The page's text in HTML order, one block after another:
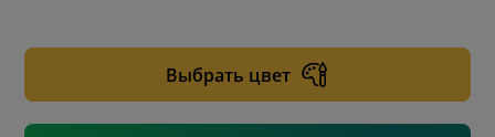
Выбрать цвет